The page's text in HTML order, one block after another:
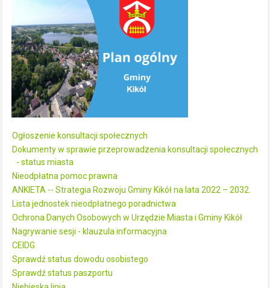
Ogłoszenie konsultacji społecznych
Dokumenty w sprawie przeprowadzenia konsultacji społecznych
- status miasta
Nieodpłatna pomoc prawna
ANKIETA -- Strategia Rozwoju Gminy Kikół na lata 2022 – 2032.
Lista jednostek nieodpłatnego poradnictwa
Ochrona Danych Osobowych w Urzędzie Miasta i Gminy Kikół
Nagrywanie sesji - klauzula informacyjna
CEIDG
Sprawdź status dowodu osobistego
Sprawdź status paszportu